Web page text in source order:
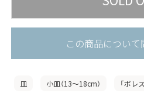
この商品につい
皿 小皿（13〜18cm） 「ボレ